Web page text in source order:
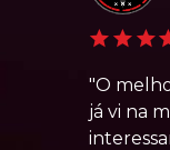
"O
já vi na